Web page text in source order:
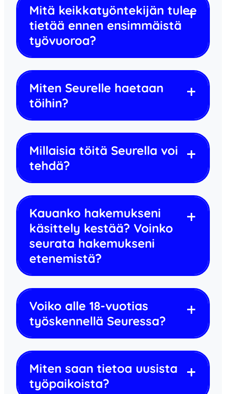
Mitä keikkatyöntekijän tulee
tietää ennen ensimmäistä
työvuoroa?
Miten Seurelle haetaan
töihin?
Millaisia töitä Seurella voi
tehdä?
Kauanko hakemukseni
käsittely kestää? Voinko
seurata hakemukseni
etenemistä?
Voiko alle 18-vuotias
työskennellä Seuressa?
Miten saan tietoa uusista
työpaikoista?